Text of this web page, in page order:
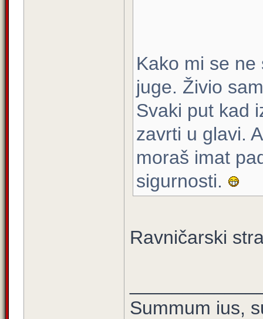
Kako mi se
juge. Živio
Svaki put kad
zavrti u glavi.
moraš imat
sigurnosti.
Ravničarski
Summum ius,